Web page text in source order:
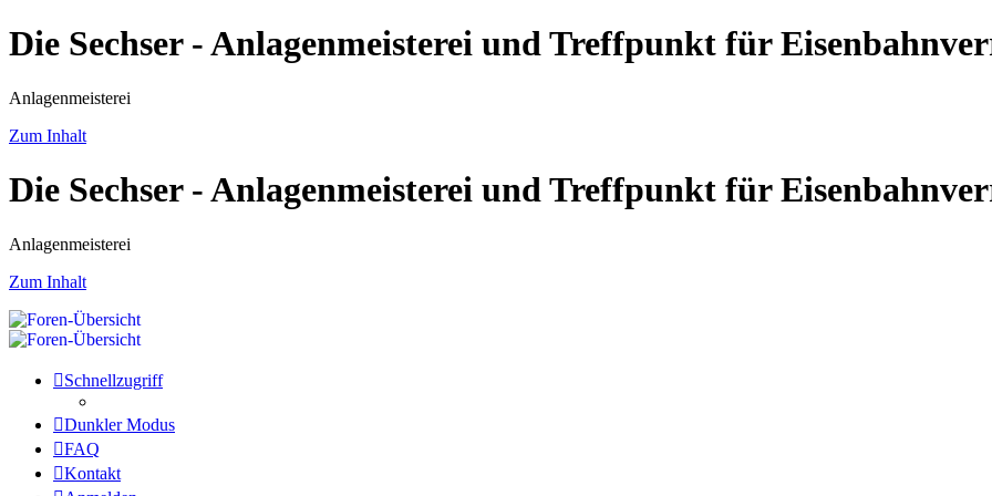
Die Sechser - Anlagenmeisterei und Treffpunkt für
Anlagenmeisterei
Zum Inhalt
Die Sechser - Anlagenmeisterei und Treffpunkt für
Anlagenmeisterei
Zum Inhalt
Schnellzugriff
Dunkler Modus
FAQ
Kontakt